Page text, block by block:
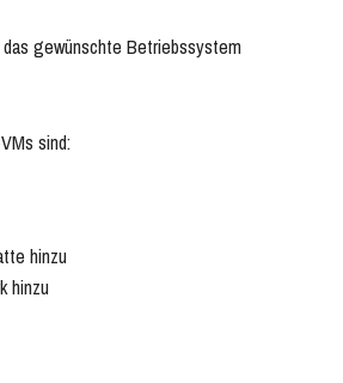
gewünschte Betriebssystem
sind:
hinzu
hinzu